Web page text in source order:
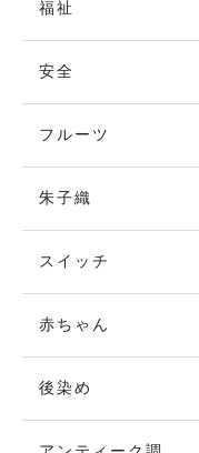
福祉
安全
フルーツ
朱子織
スイッチ
赤ちゃん
後染め